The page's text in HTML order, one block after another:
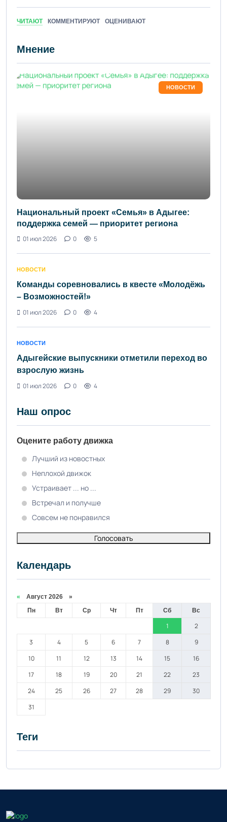
ЧИТАЮТ КОММЕНТИРУЮТ ОЦЕНИВАЮТ
Мнение
НОВОСТИ
Национальный проект «Семья» в Адыгее:
поддержка семей — приоритет региона
01 июл 2026
0 5
НОВОСТИ
Команды соревновались в квесте «Молодёжь
– Возможностей!»
01 июл 2026
0 4
НОВОСТИ
Адыгейские выпускники отметили переход во
взрослую жизнь
01 июл 2026
0 4
Наш опрос
Оцените работу движка
Лучший из новостных
Неплохой движок
Устраивает ... но ...
Встречал и получше
Совсем не понравился
Голосовать
Календарь
« Август 2026 »
Пн
Вт Ср Чт Пт Сб Вс
1
2
3
4 5 6 7 8
9
10
11 12 13 14 15
16
17
18 19 20 21 22
23
24
25 26 27 28 29
30
31
Теги